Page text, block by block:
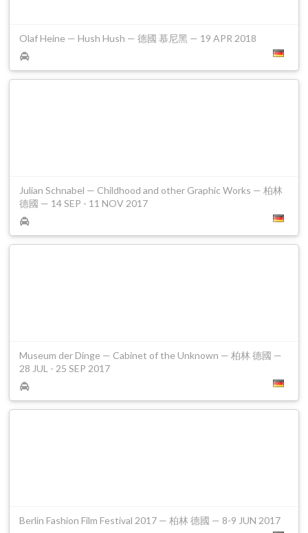
Olaf Heine — Hush Hush — 德國 慕尼黑 — 19 APR 2018
Julian Schnabel — Childhood and other Graphic Works — 柏林
德國 — 14 SEP - 11 NOV 2017
Museum der Dinge — Cabinet of the Unknown — 柏林 德國 —
28 JUL - 25 SEP 2017
Berlin Fashion Film Festival 2017 — 柏林 德國 — 8-9 JUN 2017